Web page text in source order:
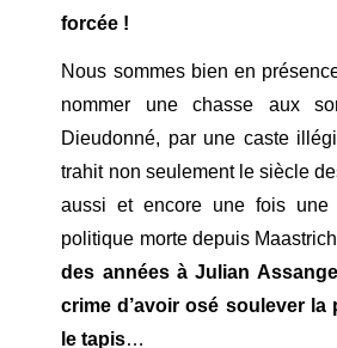
forcée !
Nous sommes bien en
nommer une chasse aux
Dieudonné, par une caste
trahit non seulement le siècle
aussi et encore une fois une
politique morte depuis
des années à Julian
crime d’avoir osé soulever la
le tapis…